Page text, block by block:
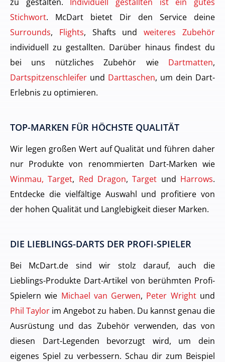
Stichwort. McDart bietet Dir den Service deine
Surrounds, Flights, Shafts undweiteres Zubehör
individuell zu gestallten. Darüber hinaus findest du
bei uns nützliches Zubehör wie Dartmatten,
Dartspitzenschleifer und Darttaschen, um dein Dart-
Erlebnis zu optimieren.
TOP-MARKEN FÜR HÖCHSTE QUALITÄT
Wir legen großen Wert auf Qualität und führen daher
nur Produkte von renommierten Dart-Marken wie
Winmau, Target, Red Dragon,Target und Harrows.
Entdecke die vielfältige Auswahl und profitiere von
der hohen Qualität und Langlebigkeit dieser Marken.
DIE LIEBLINGS-DARTS DER PROFI-SPIELER
Bei McDart.de sind wir stolz darauf, auch die
Lieblings-Produkte Dart-Artikel von berühmten Profi-
Spielern wie Michael van Gerwen, Peter Wrightund
Phil Taylor im Angebot zu haben. Du kannst genau die
Ausrüstung und das Zubehör verwenden, das von
diesen Dart-Legenden bevorzugt wird, um dein
eigenes Spiel zu verbessern. Schau dir zum Beispiel